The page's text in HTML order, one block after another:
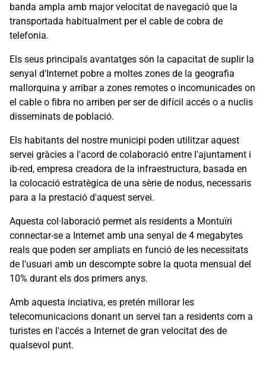
banda ampla amb major velocitat de navegació que la
transportada habitualment per el cable de cobra de
telefonia.
Els seus principals avantatges són la capacitat de suplir la
senyal d'Internet pobre a moltes zones de la geografia
mallorquina y arribar a zones remotes o incomunicades on
el cable o fibra no arriben per ser de difícil accés o a nuclis
disseminats de població.
Els habitants del nostre municipi poden utilitzar aquest
servei gràcies a l'acord de colaboració entre l'ajuntament i
ib-red, empresa creadora de la infraestructura, basada en
la colocació estratègica de una sèrie de nodus, necessaris
para a la prestació d'aquest servei.
Aquesta col·laboració permet als residents a Montuïri
connectar-se a Internet amb una senyal de 4 megabytes
reals que poden ser ampliats en funció de les necessitats
de l'usuari amb un descompte sobre la quota mensual del
10% durant els dos primers anys.
Amb aquesta inciativa, es pretén millorar les
telecomunicacions donant un servei tan a residents com a
turistes en l'accés a Internet de gran velocitat des de
qualsevol punt.